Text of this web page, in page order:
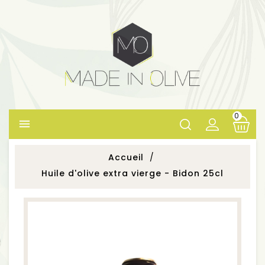
0

Accueil
Huile d'olive extra vierge - Bidon 25cl